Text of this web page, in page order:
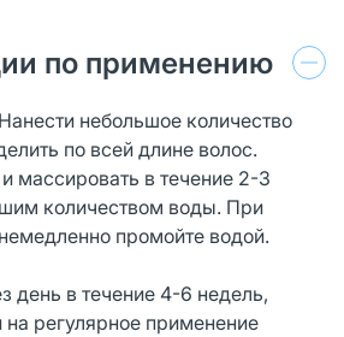
по применению
небольшое количество
по всей длине волос.
массировать в течение 2-3
количеством воды. При
промойте водой.
день в течение 4-6 недель,
на регулярное применение